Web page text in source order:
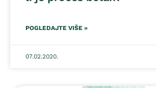
POGLEDAJTE VIŠE »
07.02.2020.